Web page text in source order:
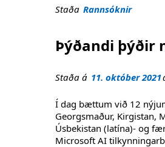
Staða Rannsóknir
Þýðandi þýðir
Staða á 11. október 2021
Í dag bættum við 12
Georgsmaður, Kirgistan,
Úsbekistan (latína)- og
Microsoft AI